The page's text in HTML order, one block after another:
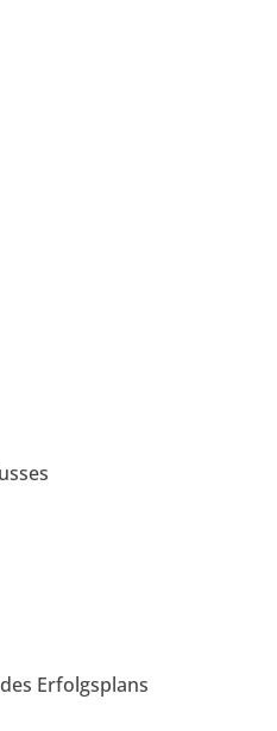
Erfolgsplans